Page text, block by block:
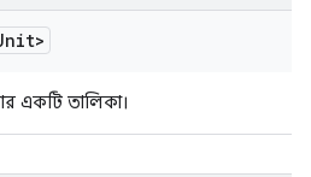
একটি তালিকা।